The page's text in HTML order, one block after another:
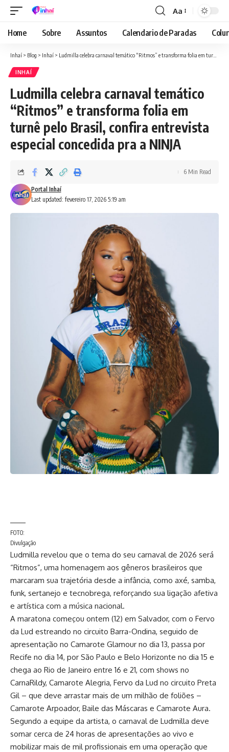
Font
Resizer
Aa
Home Sobre Assuntos Calendario de Paradas
Inhaí > Blog > Inhaí > Ludmilla celebra carnaval temático “Ritmos” e transforma folia em turnê pelo Brasil, confira entrevista especial concedida pra a NINJA
INHAÍ
Ludmilla celebra carnaval temático
“Ritmos” e transforma folia em
turnê pelo Brasil, confira entrevista
especial concedida pra a NINJA
Last updated: fevereiro 17, 2026 5:19 am
Portal Inhaí
6 Min Read
FOTO:
Divulgação
Ludmilla revelou que o tema do seu carnaval de 2026 será
“Ritmos”, uma homenagem aos gêneros brasileiros que
marcaram sua trajetória desde a infância, como axé, samba,
funk, sertanejo e tecnobrega, reforçando sua ligação afetiva
e artística com a música nacional.
A maratona começou ontem (12) em Salvador, com o Fervo
da Lud estreando no circuito Barra-Ondina, seguido de
apresentação no Camarote Glamour no dia 13, passa por
Recife no dia 14, por São Paulo e Belo Horizonte no dia 15 e
chega ao Rio de Janeiro entre 16 e 21, com shows no
CarnaRildy, Camarote Alegria, Fervo da Lud no circuito Preta
Gil – que deve arrastar mais de um milhão de foliões –
Camarote Arpoador, Baile das Máscaras e Camarote Aura.
Segundo a equipe da artista, o carnaval de Ludmilla deve
somar cerca de 24 horas de apresentações ao vivo e
mobilizar mais de mil profissionais em uma operação que